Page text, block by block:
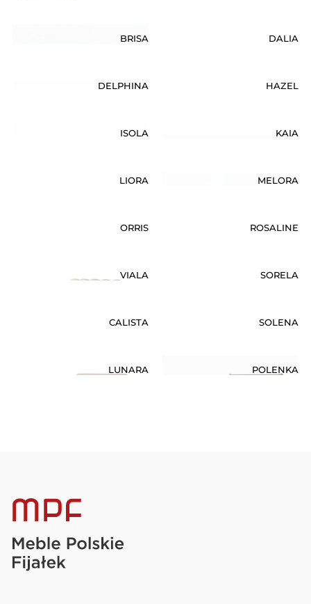
BRISA DALIA
DELPHINA HAZEL
ISOLA KAIA
LIORA MELORA
ORRIS ROSALINE
VIALA SORELA
CALISTA SOLENA
LUNARA POLENKA